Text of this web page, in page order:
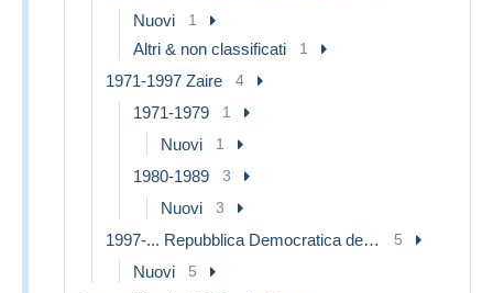
Nuovi 1
Altri & non classificati 1
1971-1997 Zaire 4
1971-1979 1
Nuovi 1
1980-1989 3
Nuovi 3
1997-... Repubblica Democratica del Congo 5
Nuovi 5